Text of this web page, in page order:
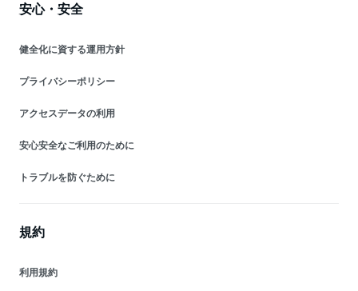
安心・安全
健全化に資する運用方針
プライバシーポリシー
アクセスデータの利用
安心安全なご利用のために
トラブルを防ぐために
規約
利用規約